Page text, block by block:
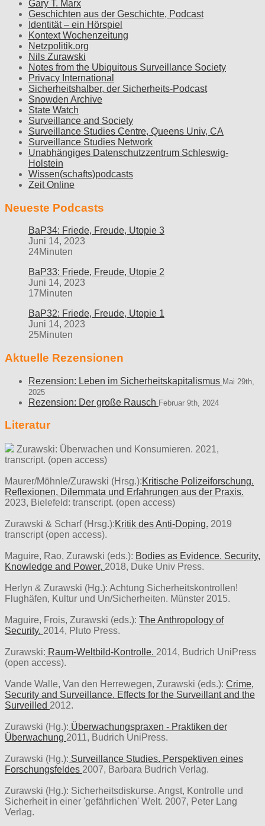
Gary T. Marx
Geschichten aus der Geschichte, Podcast
Identität – ein Hörspiel
Kontext Wochenzeitung
Netzpolitik.org
Nils Zurawski
Notes from the Ubiquitous Surveillance Society
Privacy International
Sicherheitshalber, der Sicherheits-Podcast
Snowden Archive
State Watch
Surveillance and Society
Surveillance Studies Centre, Queens Univ, CA
Surveillance Studies Network
Unabhängiges Datenschutzzentrum Schleswig-
Holstein
Wissen(schafts)podcasts
Zeit Online
Neueste Podcasts
BaP34: Friede, Freude, Utopie 3
Juni 14, 2023
24Minuten
BaP33: Friede, Freude, Utopie 2
Juni 14, 2023
17Minuten
BaP32: Friede, Freude, Utopie 1
Juni 14, 2023
25Minuten
Aktuelle Rezensionen
Rezension: Leben im Sicherheitskapitalismus Mai 29th,
2025
Rezension: Der große Rausch Februar 9th, 2024
Literatur
Zurawski: Überwachen und Konsumieren. 2021,
transcript. (open access)
Maurer/Möhnle/Zurawski (Hrsg.):Kritische Polizeiforschung.
Reflexionen, Dilemmata und Erfahrungen aus der Praxis.
2023, Bielefeld: transcript. (open access)
Zurawski & Scharf (Hrsg.):Kritik des Anti-Doping. 2019
transcript (open access).
Maguire, Rao, Zurawski (eds.): Bodies as Evidence. Security,
Knowledge and Power, 2018, Duke Univ Press.
Herlyn & Zurawski (Hg.): Achtung Sicherheitskontrollen!
Flughäfen, Kultur und Un/Sicherheiten. Münster 2015.
Maguire, Frois, Zurawski (eds.): The Anthropology of
Security. 2014, Pluto Press.
Zurawski: Raum-Weltbild-Kontrolle. 2014, Budrich UniPress
(open access).
Vande Walle, Van den Herrewegen, Zurawski (eds.): Crime,
Security and Surveillance. Effects for the Surveillant and the
Surveilled 2012.
Zurawski (Hg.): Überwachungspraxen - Praktiken der
Überwachung 2011, Budrich UniPress.
Zurawski (Hg.): Surveillance Studies. Perspektiven eines
Forschungsfeldes 2007, Barbara Budrich Verlag.
Zurawski (Hg.): Sicherheitsdiskurse. Angst, Kontrolle und
Sicherheit in einer 'gefährlichen' Welt. 2007, Peter Lang
Verlag.